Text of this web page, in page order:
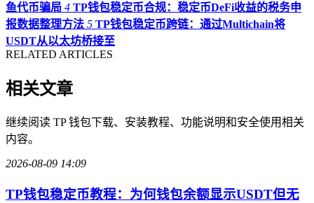
鱼代币骗局 4 TP钱包稳定币合规：稳定币DeFi收益的税务申
报数据整理方法 5 TP钱包稳定币跨链：通过Multichain将
USDT从以太坊桥接至
RELATED ARTICLES
相关文章
继续阅读 TP 钱包下载、安装教程、功能说明和安全使用相关
内容。
2026-08-09 14:09
TP钱包稳定币教程：为何钱包余额显示USDT但无